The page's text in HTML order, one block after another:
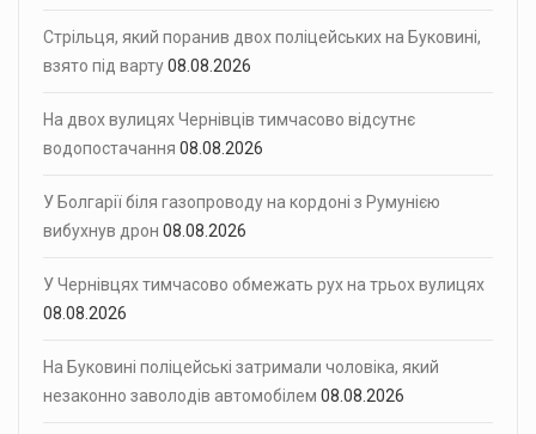
Стрільця, який поранив двох поліцейських на Буковині,
взято під варту08.08.2026
На двох вулицях Чернівців тимчасово відсутнє
водопостачання 08.08.2026
У Болгарії біля газопроводу на кордоні з Румунією
вибухнув дрон 08.08.2026
У Чернівцях тимчасово обмежать рух на трьох вулицях
08.08.2026
На Буковині поліцейські затримали чоловіка, який
незаконно заволодів автомобілем 08.08.2026